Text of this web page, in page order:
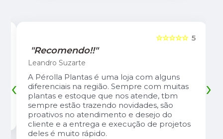
5
☆☆☆☆☆
"Recomendo!!"
Leandro Suzarte
A Pérolla Plantas é uma loja com alguns
diferenciais na região. Sempre com muitas
plantas e estoque que nos atende, tbm
sempre estão trazendo novidades, são
proativos no atendimento e desejo do
cliente e a entrega e execução de projetos
deles é muito rápido.
‹ ›